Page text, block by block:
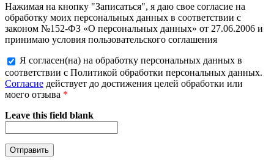
Нажимая на кнопку "Записаться", я даю свое согласие на
обработку моих персональных данных в соответствии с
законом №152-ФЗ «О персональных данных» от 27.06.2006 и
принимаю условия пользовательского соглашения
Я согласен(на) на обработку персональных данных в
соответствии с Политикой обработки персональных данных.
Согласие действует до достижения целей обработки или
моего отзыва *
Leave this field blank